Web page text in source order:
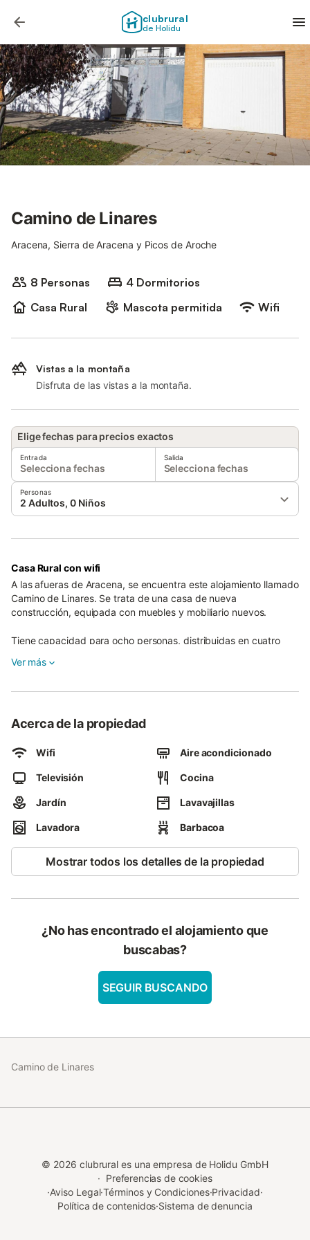
clubrural
de Holidu
Camino de Linares
Aracena, Sierra de Aracena y Picos de Aroche
8 Personas
4 Dormitorios
Casa Rural
Mascota permitida Wifi
Vistas a la montaña
Disfruta de las vistas a la montaña.
Elige fechas para precios exactos
Entrada
Selecciona fechas
Salida
Selecciona fechas
Personas
2 Adultos, 0 Niños
Casa Rural con wifi
A las afueras de Aracena, se encuentra este alojamiento llamado
Camino de Linares. Se trata de una casa de nueva
construcción, equipada con muebles y mobiliario nuevos.
Tiene capacidad para ocho personas, distribuidas en cuatro
con bonitas vistas a la sierra-. La casa también cuenta con dos
comedor amplio con chimenea. Además, tiene dos patios, uno
Ver más
Acerca de la propiedad
Wifi Aire acondicionado
Televisión Cocina
Jardín Lavavajillas
Lavadora Barbacoa
Mostrar todos los detalles de la propiedad
¿No has encontrado el alojamiento que
buscabas?
SEGUIR BUSCANDO
Camino de Linares
© 2026 clubrural es una empresa de Holidu GmbH
· Preferencias de cookies
·Aviso Legal·Términos y Condiciones·Privacidad·
Política de contenidos·Sistema de denuncia